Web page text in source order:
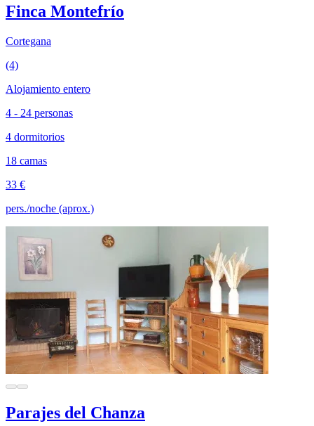
Finca Montefrío
Cortegana
(4)
Alojamiento entero
4 - 24 personas
4 dormitorios
18 camas
33 €
pers./noche (aprox.)
Parajes del Chanza